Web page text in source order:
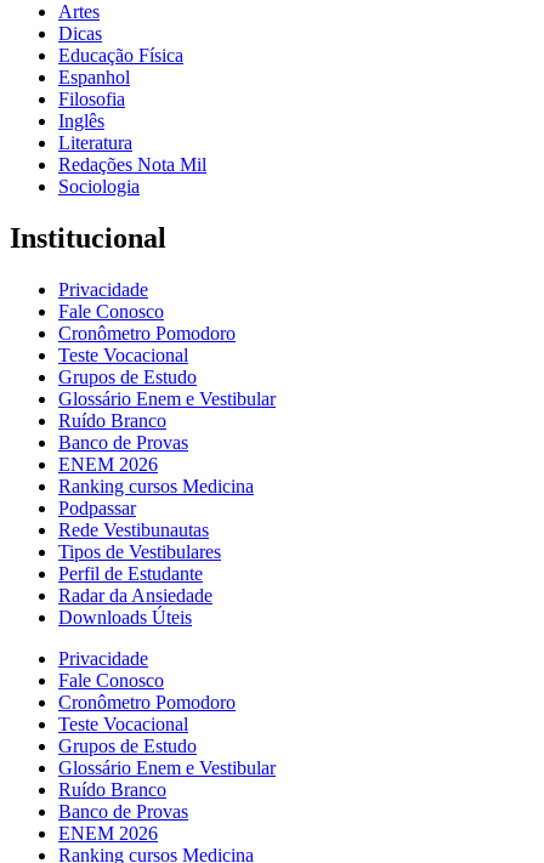
Artes
Dicas
Educação Física
Espanhol
Filosofia
Inglês
Literatura
Redações Nota Mil
Sociologia
Institucional
Privacidade
Fale Conosco
Cronômetro Pomodoro
Teste Vocacional
Grupos de Estudo
Glossário Enem e Vestibular
Ruído Branco
Banco de Provas
ENEM 2026
Ranking cursos Medicina
Podpassar
Rede Vestibunautas
Tipos de Vestibulares
Perfil de Estudante
Radar da Ansiedade
Downloads Úteis
Privacidade
Fale Conosco
Cronômetro Pomodoro
Teste Vocacional
Grupos de Estudo
Glossário Enem e Vestibular
Ruído Branco
Banco de Provas
ENEM 2026
Ranking cursos Medicina